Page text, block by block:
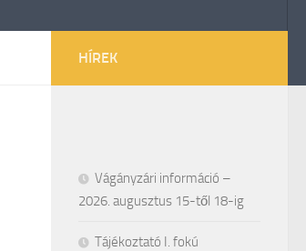
HÍREK
Vágányzári információ –
2026. augusztus 15-től 18-ig
Tájékoztató I. fokú